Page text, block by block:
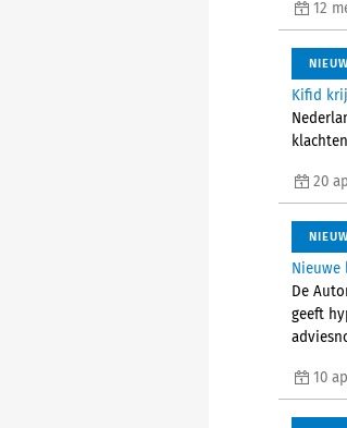
12
Kifid
20
Nieuwe
De
geeft
10